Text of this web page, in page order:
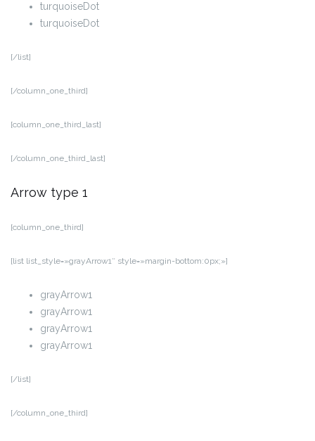
turquoiseDot
turquoiseDot
[/list]
[/column_one_third]
[column_one_third_last]
[/column_one_third_last]
Arrow type 1
[column_one_third]
[list list_style=»grayArrow1″ style=»margin-bottom:0px;»]
grayArrow1
grayArrow1
grayArrow1
grayArrow1
[/list]
[/column_one_third]